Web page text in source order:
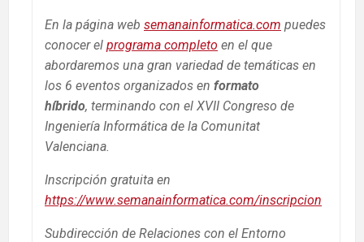
En la página web semanainformatica.com puedes
conocer el programa completo en el que
abordaremos una gran variedad de temáticas en
los 6 eventos organizados en formato
híbrido, terminando con el XVII Congreso de
Ingeniería Informática de la Comunitat
Valenciana.
Inscripción gratuita en
https://www.semanainformatica.com/inscripcion
Subdirección de Relaciones con el Entorno